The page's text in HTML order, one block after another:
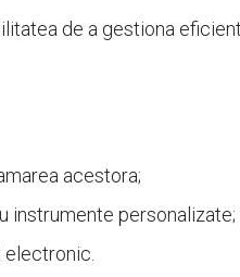
de a gestiona
acestora;
instrumente personalizate;